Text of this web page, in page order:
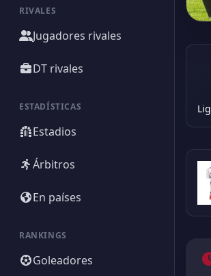
RIVALES
Jugadores rivales
DT rivales
ESTADÍSTICAS
Estadios
Árbitros
En países
RANKINGS
Goleadores